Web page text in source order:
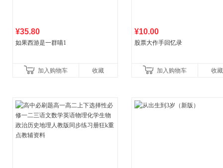
¥35.80
如果西游是一群喵1
加入购物车 收藏
¥10.00
股票大作手回忆录
加入购物车 收藏